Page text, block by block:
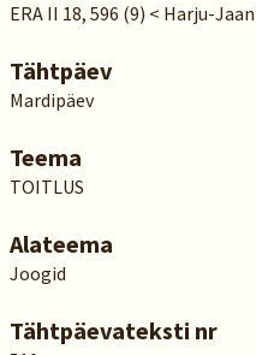
ERA II 18, 596 (9) < Harju-
Tähtpäev
Mardipäev
Teema
TOITLUS
Alateema
Joogid
Tähtpäevateksti nr